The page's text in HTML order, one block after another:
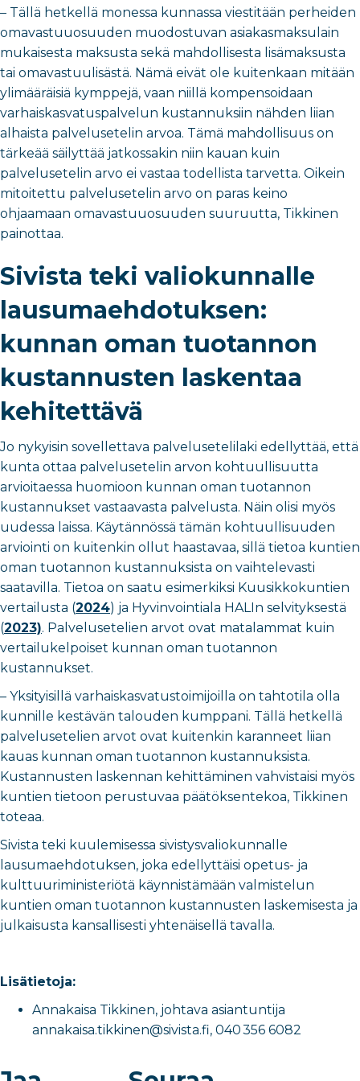
– Tällä hetkellä monessa kunnassa viestitään perheiden
omavastuuosuuden muodostuvan asiakasmaksulain
mukaisesta maksusta sekä mahdollisesta lisämaksusta
tai omavastuulisästä. Nämä eivät ole kuitenkaan mitään
ylimääräisiä kymppejä, vaan niillä kompensoidaan
varhaiskasvatuspalvelun kustannuksiin nähden liian
alhaista palvelusetelin arvoa. Tämä mahdollisuus on
tärkeää säilyttää jatkossakin niin kauan kuin
palvelusetelin arvo ei vastaa todellista tarvetta. Oikein
mitoitettu palvelusetelin arvo on paras keino
ohjaamaan omavastuuosuuden suuruutta, Tikkinen
painottaa.
Sivista teki valiokunnalle
lausumaehdotuksen:
kunnan oman tuotannon
kustannusten laskentaa
kehitettävä
Jo nykyisin sovellettava palvelusetelilaki edellyttää, että
kunta ottaa palvelusetelin arvon kohtuullisuutta
arvioitaessa huomioon kunnan oman tuotannon
kustannukset vastaavasta palvelusta. Näin olisi myös
uudessa laissa. Käytännössä tämän kohtuullisuuden
arviointi on kuitenkin ollut haastavaa, sillä tietoa kuntien
oman tuotannon kustannuksista on vaihtelevasti
saatavilla. Tietoa on saatu esimerkiksi Kuusikkokuntien
vertailusta (2024) ja Hyvinvointiala HALIn selvityksestä
(2023). Palvelusetelien arvot ovat matalammat kuin
vertailukelpoiset kunnan oman tuotannon
kustannukset.
– Yksityisillä varhaiskasvatustoimijoilla on tahtotila olla
kunnille kestävän talouden kumppani. Tällä hetkellä
palvelusetelien arvot ovat kuitenkin karanneet liian
kauas kunnan oman tuotannon kustannuksista.
Kustannusten laskennan kehittäminen vahvistaisi myös
kuntien tietoon perustuvaa päätöksentekoa, Tikkinen
toteaa.
Sivista teki kuulemisessa sivistysvaliokunnalle
lausumaehdotuksen, joka edellyttäisi opetus- ja
kulttuuriministeriötä käynnistämään valmistelun
kuntien oman tuotannon kustannusten laskemisesta ja
julkaisusta kansallisesti yhtenäisellä tavalla.
Lisätietoja:
Annakaisa Tikkinen, johtava asiantuntija
annakaisa.tikkinen@sivista.fi, 040356 6082